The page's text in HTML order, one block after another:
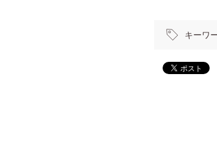
キーワ